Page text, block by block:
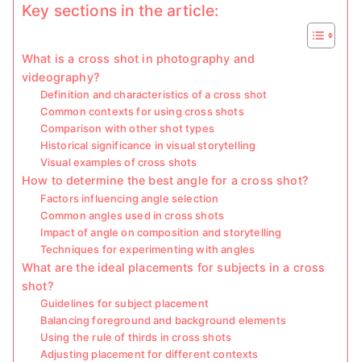
Key sections in the article:
What is a cross shot in photography and
videography?
Definition and characteristics of a cross shot
Common contexts for using cross shots
Comparison with other shot types
Historical significance in visual storytelling
Visual examples of cross shots
How to determine the best angle for a cross shot?
Factors influencing angle selection
Common angles used in cross shots
Impact of angle on composition and storytelling
Techniques for experimenting with angles
What are the ideal placements for subjects in a cross
shot?
Guidelines for subject placement
Balancing foreground and background elements
Using the rule of thirds in cross shots
Adjusting placement for different contexts